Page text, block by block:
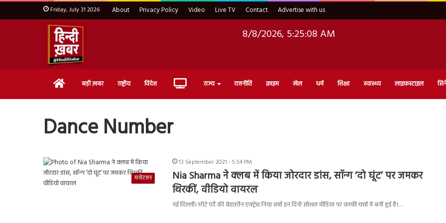
Friday, July 31 2026 About Privacy Policy Video Live TV Contact Advertise with us
8/8/2026, 5:25:09 AM
Home बड़ी ख़बर राष्ट्रीय विदेश Live राज्य राजनीति क्राइम खेल धर्म शिक्षा स्वास्थ्य लाइफ़स्टाइल
Dance Number
मनोरंजन
13 September 2021 - 5:54 PM
Nia Sharma ने क्लब में किया जोरदार डांस, सॉन्ग ‘दो घूंट’ पर जमकर
थिरकीं, वीडियो वायरल
नई दिल्ली। छोटे पर्दे की बेहतरीन एक्ट्रेस निया शर्मा इन दिनों सोशल मीडिया पर काफी चर्चा में बनी हुई है।…